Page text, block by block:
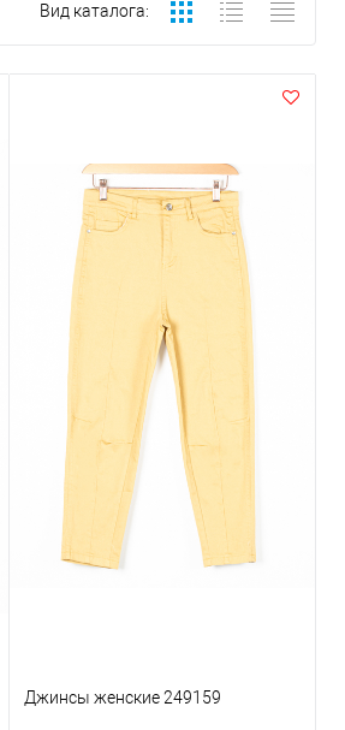
Вид каталога:
Джинсы женские 249159